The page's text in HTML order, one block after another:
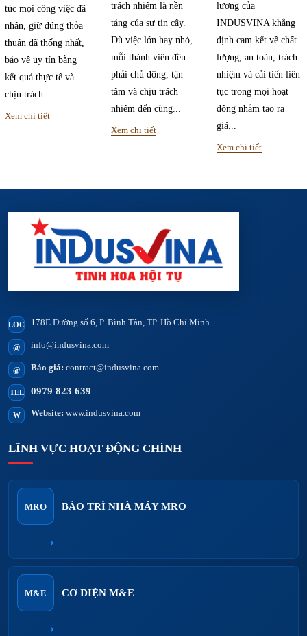
túc mọi công việc đã
nhận, giữ đúng thỏa
thuận đã thống nhất,
bảo vệ uy tín bằng
kết quả thực tế và
chịu trách...
Xem chi tiết
trách nhiệm là nền
tảng của sự tin cậy.
Dù việc lớn hay nhỏ,
mỗi thành viên đều
phải chủ động, tận
tâm và chịu trách
nhiệm đến cùng...
Xem chi tiết
lượng của
INDUSVINA khẳng
định cam kết về chất
lượng, an toàn, trách
nhiệm và cải tiến liên
tục trong mọi hoạt
động nhằm tạo ra
giá...
Xem chi tiết
LOC 178E Đường số 6, P. Bình Tân, TP. Hồ Chí Minh
@ info@indusvina.com
@ Báo giá: contract@indusvina.com
TEL 0979 823 639
W Website: www.indusvina.com
LĨNH VỰC HOẠT ĐỘNG CHÍNH
MRO BẢO TRÌ NHÀ MÁY MRO
›
M&E CƠ ĐIỆN M&E
›